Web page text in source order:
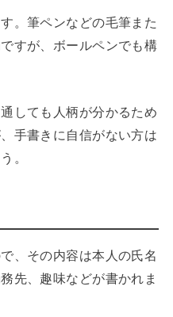
。筆ペンなどの毛筆また
すが、ボールペンでも構
しても人柄が分かるため
手書きに自信がない方は
。
、その内容は本人の氏名
先、趣味などが書かれま